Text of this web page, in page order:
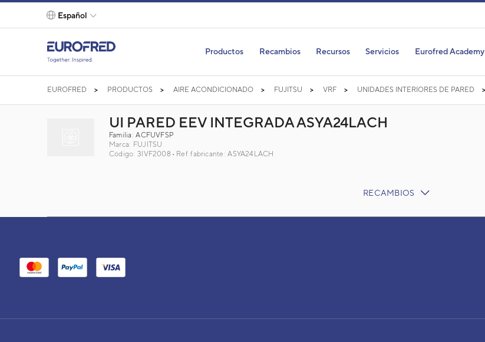
text.skipToContent
text.skipToNavigation
Español
Productos Recambios Recursos Servicios Eurofred Academy
EUROFRED PRODUCTOS AIRE ACONDICIONADO FUJITSU VRF UNIDADES INTERIORES DE PARED
UI PARED EEV INTEGRADA ASYA24LACH
Familia: ACFUVFSP
Marca: FUJITSU
Código: 3IVF2008
Ref. fabricante: ASYA24LACH
RECAMBIOS
UI PARED EEV INTEGRADA